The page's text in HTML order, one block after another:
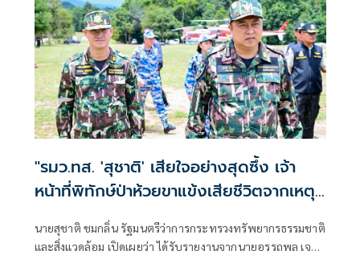
"รมว.ทส. 'สุชาติ' เสียใจอย่างสุดซึ้ง เจ้า
หน้าที่พิทักษ์ป่าห้วยขาแข้งเสียชีวิตจากเหตุ
ถูกสัตว์ป่าทำร้าย สั่งดูแลครอบครัวเต็มที่
พร้อมยกระดับมาตรการความปลอดภัยเจ้า
นายสุชาติ ชมกลิ่น รัฐมนตรีว่าการกระทรวงทรัพยากรธรรมชาติ
และสิ่งแวดล้อม เปิดเผยว่า ได้รับรายงานจากนายอรรถพล เจริญ